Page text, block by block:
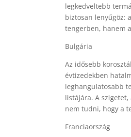
legkedveltebb
biztosan lenyűgöz:
tengerben, hanem
Bulgária
Az idősebb
évtizedekben
leghangulatosabb
listájára. A
nem tudni, hogy a
Franciaország